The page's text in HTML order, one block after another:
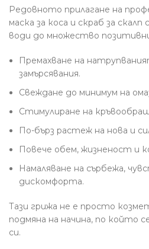
Редовното прилагане на
маска за коса и скраб за
води до множество
Премахване на
замърсявания.
Свеждане до минимум на
Стимулиране на
По-бърз растеж на нова и
Повече обем, жизненост и
Намаляване на сърбежа,
дискомфорта.
Тази грижа не е просто
подмяна на начина, по който
си.